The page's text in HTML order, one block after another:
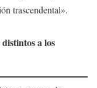
trascendental».
a los